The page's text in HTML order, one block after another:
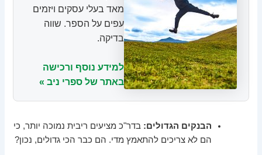
מאד בעלי עסקים ויזמים
עפים על הספר. שווה
בדיקה.
למידע נוסף ורכישה
באתר של ספרי ניב »
הבנקים הגדולים: בדר"כ מציעים ריבית נמוכה יותר, כי
הם לא צריכים להתאמץ מדי. הם כבר הכי גדולים, נכון?